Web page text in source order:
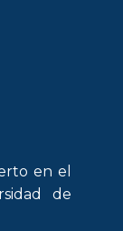
en el
de